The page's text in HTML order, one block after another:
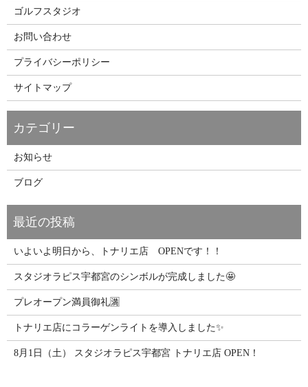
ゴルフスタジオ
お問い合わせ
プライバシーポリシー
サイトマップ
お知らせ
ブログ
いよいよ明日から、トナリエ店 OPENです！！
スタジオラピス宇都宮のシンボルが完成しました🤩
プレオープン満員御礼🈵
トナリエ店にコラーゲンライトを導入しました✨
8月1日（土） スタジオラピス宇都宮 トナリエ店 OPEN！